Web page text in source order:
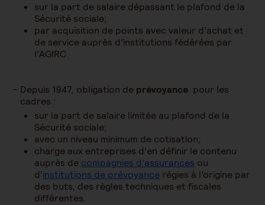
sur la part de salaire dépassant le plafond de la
Sécurité sociale;
par acquisition de points avec valeur d’achat et
de service auprès d’institutions fédérées par
l’AGIRC.
Depuis 1947, obligation de prévoyance pour les
cadres :
sur la part de salaire limitée au plafond de la
Sécurité sociale;
avec un niveau minimum de cotisation;
charge aux entreprises d’en définir le contenu
auprès de compagnies d’assurances ou
d'institutions de prévoyance régies à l’origine par
des buts, des règles techniques et fiscales
différentes.